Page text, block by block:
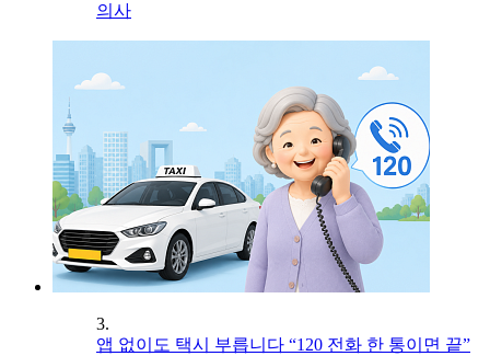
의사
3.
앱 없이도 택시 부릅니다 “120 전화 한 통이면 끝”